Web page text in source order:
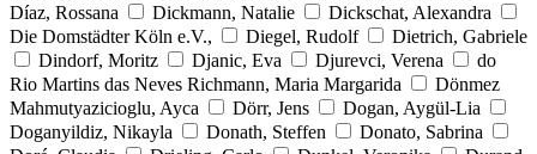
Díaz, Rossana
Dickmann, Natalie
Dickschat, Alexandra
Die Domstädter Köln e.V.,
Diegel, Rudolf
Dietrich, Gabriele
Dindorf, Moritz
Djanic, Eva Djurevci, Verena
do
Rio Martins das Neves Richmann, Maria Margarida
Dönmez
Mahmutyazicioglu, Ayca
Dörr, Jens
Dogan, Aygül-Lia
Doganyildiz, Nikayla
Donath, Steffen
Donato, Sabrina